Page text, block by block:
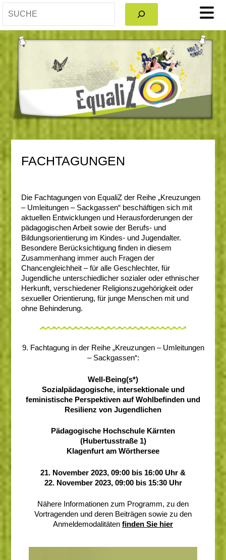
FACHTAGUNGEN
Die Fachtagungen von EqualiZ der Reihe „Kreuzungen
– Umleitungen – Sackgassen“ beschäftigen sich mit
aktuellen Entwicklungen und Herausforderungen der
pädagogischen Arbeit sowie der Berufs- und
Bildungsorientierung im Kindes- und Jugendalter.
Besondere Berücksichtigung finden in diesem
Zusammenhang immer auch Fragen der
Chancengleichheit – für alle Geschlechter, für
Jugendliche unterschiedlicher sozialer oder ethnischer
Herkunft, verschiedener Religionszugehörigkeit oder
sexueller Orientierung, für junge Menschen mit und
ohne Behinderung.
9. Fachtagung in der Reihe „Kreuzungen – Umleitungen
– Sackgassen“:
Well-Being(s*)
Sozialpädagogische, intersektionale und
feministische Perspektiven auf Wohlbefinden und
Resilienz von Jugendlichen
Pädagogische Hochschule Kärnten
(Hubertusstraße 1)
Klagenfurt am Wörthersee
21. November 2023, 09:00 bis 16:00 Uhr &
22. November 2023, 09:00 bis 15:30 Uhr
Nähere Informationen zum Programm, zu den
Vortragenden und deren Beiträgen sowie zu den
Anmeldemodalitäten finden Sie hier